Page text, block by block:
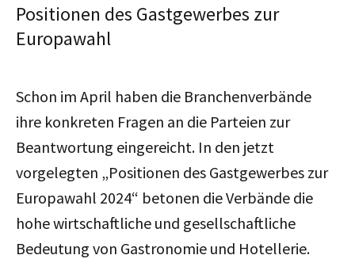
Positionen des Gastgewerbes zur
Europawahl
Schon im April haben die Branchenverbände
ihre konkreten Fragen an die Parteien zur
Beantwortung eingereicht. In den jetzt
vorgelegten „Positionen des Gastgewerbes zur
Europawahl 2024“ betonen die Verbände die
hohe wirtschaftliche und gesellschaftliche
Bedeutung von Gastronomie und Hotellerie.